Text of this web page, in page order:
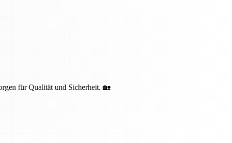
für Qualität und Sicherheit. 🏡